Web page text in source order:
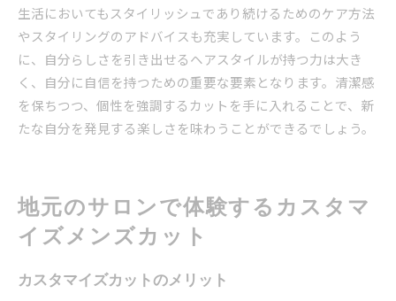
生活においてもスタイリッシュであり続けるためのケア方法
やスタイリングのアドバイスも充実しています。このよう
に、自分らしさを引き出せるヘアスタイルが持つ力は大き
く、自分に自信を持つための重要な要素となります。清潔感
を保ちつつ、個性を強調するカットを手に入れることで、新
たな自分を発見する楽しさを味わうことができるでしょう。
地元のサロンで体験するカスタマ
イズメンズカット
カスタマイズカットのメリット